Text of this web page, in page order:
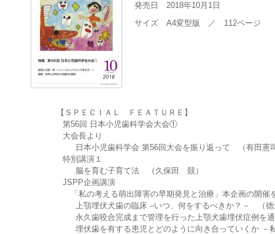
発売日 2018年10月1日
サイズ A4変型版 ／ 112ページ
【ＳＰＥＣＩＡＬ ＦＥＡＴＵＲＥ】
第56回 日本小児歯科学会大会①
大会長より
日本小児歯科学会 第56回大会を振り返って （有田憲
特別講演１
脳を育む子育て法 （久保田 競）
JSPP企画講演
「私の考える萌出障害の早期発見と治療」本企画の開催
上顎埋伏犬歯の臨床 –いつ、何をするべきか？－ （
永久歯咬合完成まで管理を行った上顎犬歯埋伏症例を通し
埋伏歯を有する患児とどのように向き合っていくか －私